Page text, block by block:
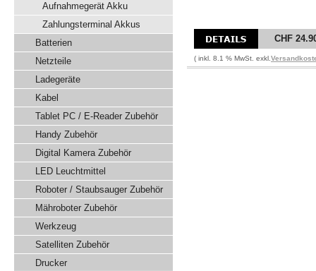
Aufnahmegerät Akku
Zahlungsterminal Akkus
Batterien
Netzteile
Ladegeräte
Kabel
Tablet PC / E-Reader Zubehör
Handy Zubehör
Digital Kamera Zubehör
LED Leuchtmittel
Roboter / Staubsauger Zubehör
Mähroboter Zubehör
Werkzeug
Satelliten Zubehör
Drucker
CHF
( inkl. 8.1 % MwSt. exkl.